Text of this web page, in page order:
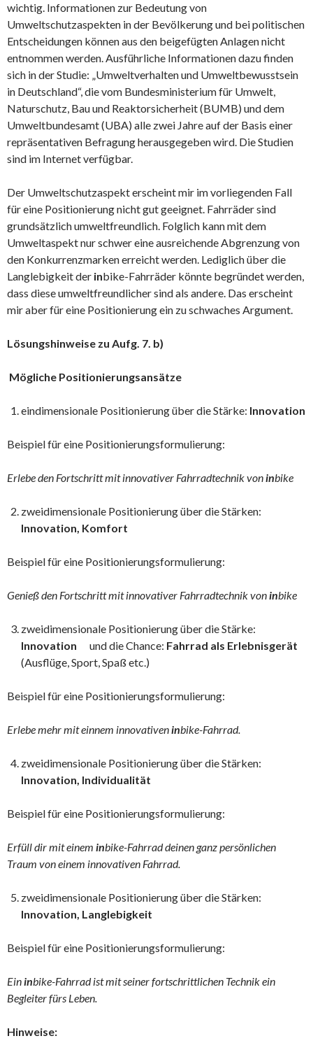
wichtig. Informationen zur Bedeutung von
Umweltschutzaspekten in der Bevölkerung und bei politischen
Entscheidungen können aus den beigefügten Anlagen nicht
entnommen werden. Ausführliche Informationen dazu finden
sich in der Studie: „Umweltverhalten und Umweltbewusstsein
in Deutschland“, die vom Bundesministerium für Umwelt,
Naturschutz, Bau und Reaktorsicherheit (BUMB) und dem
Umweltbundesamt (UBA) alle zwei Jahre auf der Basis einer
repräsentativen Befragung herausgegeben wird. Die Studien
sind im Internet verfügbar.
Der Umweltschutzaspekt erscheint mir im vorliegenden Fall
für eine Positionierung nicht gut geeignet. Fahrräder sind
grundsätzlich umweltfreundlich. Folglich kann mit dem
Umweltaspekt nur schwer eine ausreichende Abgrenzung von
den Konkurrenzmarken erreicht werden. Lediglich über die
Langlebigkeit der inbike-Fahrräder könnte begründet werden,
dass diese umweltfreundlicher sind als andere. Das erscheint
mir aber für eine Positionierung ein zu schwaches Argument.
Lösungshinweise zu Aufg. 7. b)
Mögliche Positionierungsansätze
eindimensionale Positionierung über die Stärke: Innovation
Beispiel für eine Positionierungsformulierung:
Erlebe den Fortschritt mit innovativer Fahrradtechnik voninbike
zweidimensionale Positionierung über die Stärken:
Innovation, Komfort
Beispiel für eine Positionierungsformulierung:
Genieß den Fortschritt mit innovativer Fahrradtechnik voninbike
zweidimensionale Positionierung über die Stärke:
Innovation und die Chance: Fahrrad als Erlebnisgerät
(Ausflüge, Sport, Spaß etc.)
Beispiel für eine Positionierungsformulierung:
Erlebe mehr mit einnem innovativeninbike-Fahrrad.
zweidimensionale Positionierung über die Stärken:
Innovation, Individualität
Beispiel für eine Positionierungsformulierung:
Erfüll dir mit einem inbike-Fahrrad deinen ganz persönlichen
Traum von einem innovativen Fahrrad.
zweidimensionale Positionierung über die Stärken:
Innovation, Langlebigkeit
Beispiel für eine Positionierungsformulierung:
Eininbike-Fahrrad ist mit seiner fortschrittlichen Technik ein
Begleiter fürs Leben.
Hinweise: